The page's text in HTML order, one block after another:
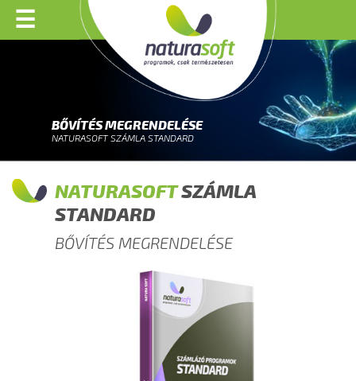
☰
BŐVÍTÉS MEGRENDELÉSE
NATURASOFT SZÁMLA STANDARD
NATURASOFTSZÁMLA
STANDARD
BŐVÍTÉS MEGRENDELÉSE